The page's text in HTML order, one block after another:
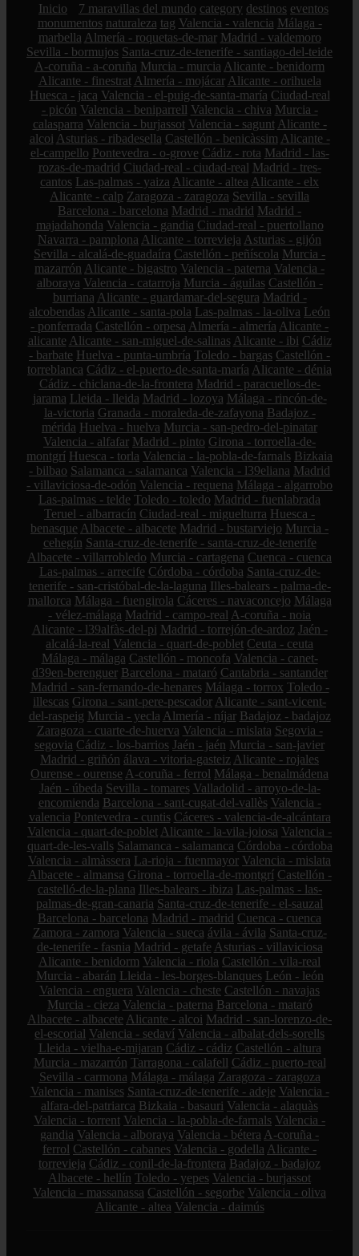
Inicio 7 maravillas del mundo category destinos eventos
monumentos naturaleza tag Valencia - valencia Málaga -
marbella Almería - roquetas-de-mar Madrid - valdemoro
Sevilla - bormujos Santa-cruz-de-tenerife - santiago-del-teide
A-coruña - a-coruña Murcia - murcia Alicante - benidorm
Alicante - finestrat Almería - mojácar Alicante - orihuela
Huesca - jaca Valencia - el-puig-de-santa-maría Ciudad-real
- picón Valencia - beniparrell Valencia - chiva Murcia -
calasparra Valencia - burjassot Valencia - sagunt Alicante -
alcoi Asturias - ribadesella Castellón - benicàssim Alicante -
el-campello Pontevedra - o-grove Cádiz - rota Madrid - las-
rozas-de-madrid Ciudad-real - ciudad-real Madrid - tres-
cantos Las-palmas - yaiza Alicante - altea Alicante - elx
Alicante - calp Zaragoza - zaragoza Sevilla - sevilla
Barcelona - barcelona Madrid - madrid Madrid -
majadahonda Valencia - gandia Ciudad-real - puertollano
Navarra - pamplona Alicante - torrevieja Asturias - gijón
Sevilla - alcalá-de-guadaíra Castellón - peñíscola Murcia -
mazarrón Alicante - bigastro Valencia - paterna Valencia -
alboraya Valencia - catarroja Murcia - águilas Castellón -
burriana Alicante - guardamar-del-segura Madrid -
alcobendas Alicante - santa-pola Las-palmas - la-oliva León
- ponferrada Castellón - orpesa Almería - almería Alicante -
alicante Alicante - san-miguel-de-salinas Alicante - ibi Cádiz
- barbate Huelva - punta-umbría Toledo - bargas Castellón -
torreblanca Cádiz - el-puerto-de-santa-maría Alicante - dénia
Cádiz - chiclana-de-la-frontera Madrid - paracuellos-de-
jarama Lleida - lleida Madrid - lozoya Málaga - rincón-de-
la-victoria Granada - moraleda-de-zafayona Badajoz -
mérida Huelva - huelva Murcia - san-pedro-del-pinatar
Valencia - alfafar Madrid - pinto Girona - torroella-de-
montgrí Huesca - torla Valencia - la-pobla-de-farnals Bizkaia
- bilbao Salamanca - salamanca Valencia - l39eliana Madrid
- villaviciosa-de-odón Valencia - requena Málaga - algarrobo
Las-palmas - telde Toledo - toledo Madrid - fuenlabrada
Teruel - albarracín Ciudad-real - miguelturra Huesca -
benasque Albacete - albacete Madrid - bustarviejo Murcia -
cehegín Santa-cruz-de-tenerife - santa-cruz-de-tenerife
Albacete - villarrobledo Murcia - cartagena Cuenca - cuenca
Las-palmas - arrecife Córdoba - córdoba Santa-cruz-de-
tenerife - san-cristóbal-de-la-laguna Illes-balears - palma-de-
mallorca Málaga - fuengirola Cáceres - navaconcejo Málaga
- vélez-málaga Madrid - campo-real A-coruña - noia
Alicante - l39alfàs-del-pi Madrid - torrejón-de-ardoz Jaén -
alcalá-la-real Valencia - quart-de-poblet Ceuta - ceuta
Málaga - málaga Castellón - moncofa Valencia - canet-
d39en-berenguer Barcelona - mataró Cantabria - santander
Madrid - san-fernando-de-henares Málaga - torrox Toledo -
illescas Girona - sant-pere-pescador Alicante - sant-vicent-
del-raspeig Murcia - yecla Almería - níjar Badajoz - badajoz
Zaragoza - cuarte-de-huerva Valencia - mislata Segovia -
segovia Cádiz - los-barrios Jaén - jaén Murcia - san-javier
Madrid - griñón álava - vitoria-gasteiz Alicante - rojales
Ourense - ourense A-coruña - ferrol Málaga - benalmádena
Jaén - úbeda Sevilla - tomares Valladolid - arroyo-de-la-
encomienda Barcelona - sant-cugat-del-vallès Valencia -
valencia Pontevedra - cuntis Cáceres - valencia-de-alcántara
Valencia - quart-de-poblet Alicante - la-vila-joiosa Valencia -
quart-de-les-valls Salamanca - salamanca Córdoba - córdoba
Valencia - almàssera La-rioja - fuenmayor Valencia - mislata
Albacete - almansa Girona - torroella-de-montgrí Castellón -
castelló-de-la-plana Illes-balears - ibiza Las-palmas - las-
palmas-de-gran-canaria Santa-cruz-de-tenerife - el-sauzal
Barcelona - barcelona Madrid - madrid Cuenca - cuenca
Zamora - zamora Valencia - sueca ávila - ávila Santa-cruz-
de-tenerife - fasnia Madrid - getafe Asturias - villaviciosa
Alicante - benidorm Valencia - riola Castellón - vila-real
Murcia - abarán Lleida - les-borges-blanques León - león
Valencia - enguera Valencia - cheste Castellón - navajas
Murcia - cieza Valencia - paterna Barcelona - mataró
Albacete - albacete Alicante - alcoi Madrid - san-lorenzo-de-
el-escorial Valencia - sedaví Valencia - albalat-dels-sorells
Lleida - vielha-e-mijaran Cádiz - cádiz Castellón - altura
Murcia - mazarrón Tarragona - calafell Cádiz - puerto-real
Sevilla - carmona Málaga - málaga Zaragoza - zaragoza
Valencia - manises Santa-cruz-de-tenerife - adeje Valencia -
alfara-del-patriarca Bizkaia - basauri Valencia - alaquàs
Valencia - torrent Valencia - la-pobla-de-farnals Valencia -
gandia Valencia - alboraya Valencia - bétera A-coruña -
ferrol Castellón - cabanes Valencia - godella Alicante -
torrevieja Cádiz - conil-de-la-frontera Badajoz - badajoz
Albacete - hellín Toledo - yepes Valencia - burjassot
Valencia - massanassa Castellón - segorbe Valencia - oliva
Alicante - altea Valencia - daimús